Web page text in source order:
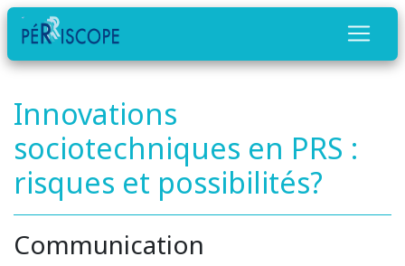
Innovations
sociotechniques en PRS :
risques et possibilités?
Communication